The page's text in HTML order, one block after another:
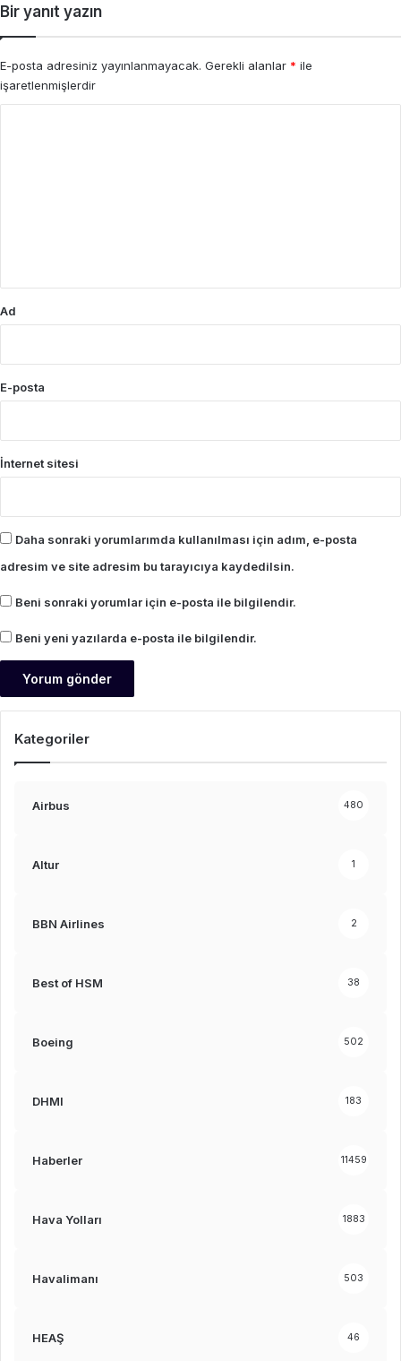
Bir yanıt yazın
E-posta adresiniz yayınlanmayacak. Gerekli alanlar * ile
işaretlenmişlerdir
Ad
E-posta
İnternet sitesi
Daha sonraki yorumlarımda kullanılması için adım, e-posta
adresim ve site adresim bu tarayıcıya kaydedilsin.
Beni sonraki yorumlar için e-posta ile bilgilendir.
Beni yeni yazılarda e-posta ile bilgilendir.
Kategoriler
Airbus 480
Altur 1
BBN Airlines 2
Best of HSM 38
Boeing 502
DHMI 183
Haberler 11459
Hava Yolları 1883
Havalimanı 503
HEAŞ 46